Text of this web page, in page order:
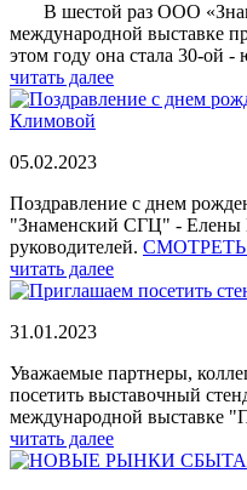
В шестой раз ООО
международной выставке
этом году она стала 30-ой
читать далее
05.02.2023
Поздравление с днем
"Знаменский СГЦ" - Елены
руководителей.
читать далее
31.01.2023
Уважаемые партнеры,
посетить выставочный
международной выставке
читать далее